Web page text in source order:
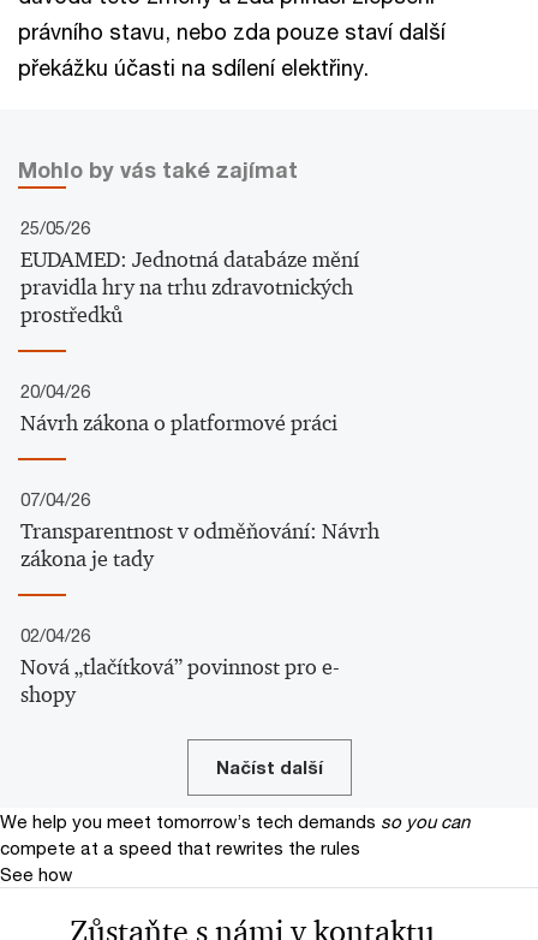
právního stavu, nebo zda pouze staví další
překážku účasti na sdílení elektřiny.
Mohlo by vás také zajímat
25/05/26
EUDAMED: Jednotná databáze mění
pravidla hry na trhu zdravotnických
prostředků
20/04/26
Návrh zákona o platformové práci
07/04/26
Transparentnost v odměňování: Návrh
zákona je tady
02/04/26
Nová „tlačítková” povinnost pro e-
shopy
Načíst další
We help you meet tomorrow’s tech demands so you can
compete at a speed that rewrites the rules
See how
Zůstaňte s námi v kontaktu